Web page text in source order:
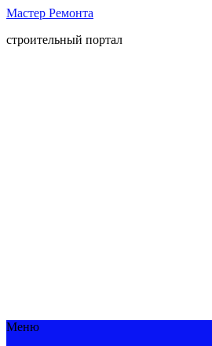
Мастер Ремонта
строительный портал
Меню